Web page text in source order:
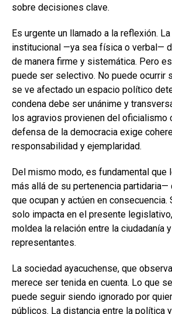
sobre decisiones clave.
Es urgente un llamado a la reflexión.
institucional —ya sea física o verbal—
de manera firme y sistemática. Pero
puede ser selectivo. No puede ocurrir
se ve afectado un espacio político
condena debe ser unánime y
los agravios provienen del oficialismo
defensa de la democracia exige
responsabilidad y ejemplaridad.
Del mismo modo, es fundamental
más allá de su pertenencia partidaria—
que ocupan y actúen en consecuencia.
solo impacta en el presente
moldea la relación entre la ciudadanía
representantes.
La sociedad ayacuchense, que
merece ser tenida en cuenta. Lo que
puede seguir siendo ignorado por
públicos. La distancia entre la política